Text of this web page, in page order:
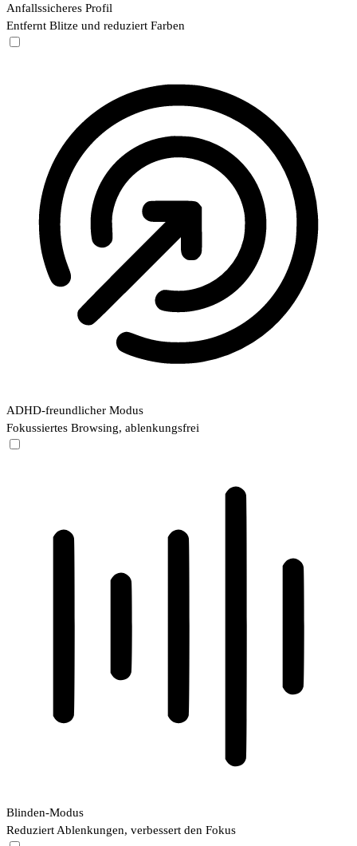
Anfallssicheres Profil
Entfernt Blitze und reduziert Farben
ADHD-freundlicher Modus
Fokussiertes Browsing, ablenkungsfrei
Blinden-Modus
Reduziert Ablenkungen, verbessert den Fokus